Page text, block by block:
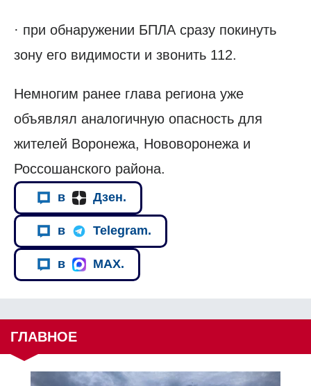
· при обнаружении БПЛА сразу покинуть
зону его видимости и звонить 112.
Немногим ранее глава региона уже
объявлял аналогичную опасность для
жителей Воронежа, Нововоронежа и
Россошанского района.
в Дзен.
в Telegram.
в MAX.
ГЛАВНОЕ